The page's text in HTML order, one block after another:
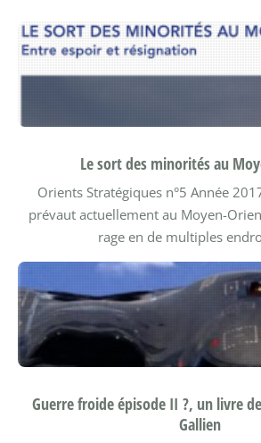
Le sort des minorités au
Orients Stratégiques n°5 Année
prévaut actuellement au Moyen-
rage en de multiples
Guerre froide épisode II ?, un livre
Gallien